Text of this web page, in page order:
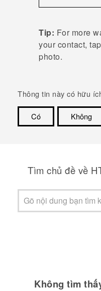
Tip: For more
your contact,
photo.
Thông tin này có hữu
Có
Không
Tìm chủ đề về
Không tìm